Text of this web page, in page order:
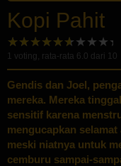
Kopi Pahit
1 voting, rata-rata 6.0 dari 10
Gendis dan Joel,
mereka. Mereka
sensitif karena
mengucapkan
meski niatnya untuk
cemburu sampai-